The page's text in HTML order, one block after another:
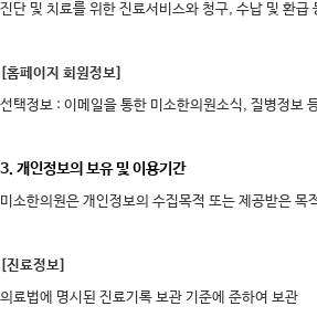
진단 및 치료를 ​위한 진료서비스​와 청구, 수납 및 환급
[홈페이지 회원정보]
선택정보 : 이메일을 통한​ 미소한의원소식, ​질병정보
3. 개인정보의 보유 및 이용기간
미소한의원은 개인정보의 수집목적 또는 제공받은
[진료정보]
의료법에 명시된 진료기록 보관 기준에 준하여 보관